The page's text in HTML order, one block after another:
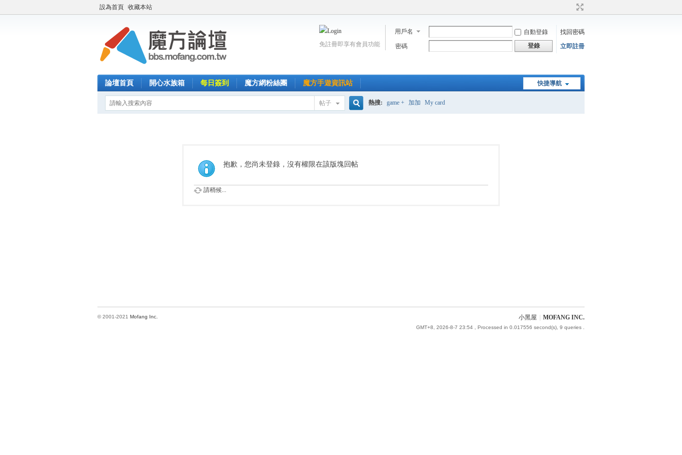
設為首頁 收藏本站
用戶名 自動登錄
找回密碼
密碼
登錄 立即註冊
免註冊即享有會員功能
快捷導航
論壇首頁 開心水族箱 每日簽到 魔方網粉絲團 魔方手遊資訊站
帖子
索
熱搜: game + 加加 My card
抱歉，您尚未登錄，沒有權限在該版塊回帖
請稍候...
小黑屋 MOFANG INC.
GMT+8, 2026-8-7 23:54 , Processed in 0.017556 second(s), 9 queries .
© 2001-2021 Mofang Inc.